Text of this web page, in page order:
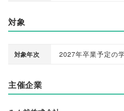
対象
対象年次 2027年卒業予定の
主催企業